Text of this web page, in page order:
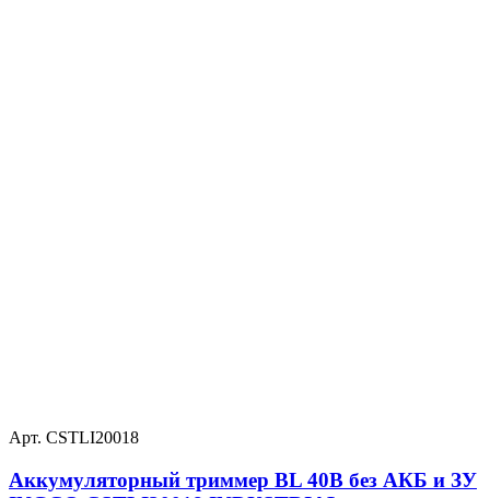
Арт. CSTLI20018
Аккумуляторный триммер BL 40В без АКБ и ЗУ